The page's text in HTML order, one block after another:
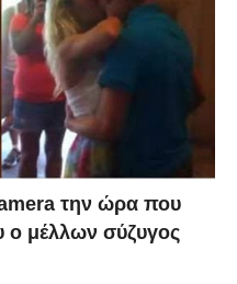
την ώρα που
ο μέλλων σύζυγος